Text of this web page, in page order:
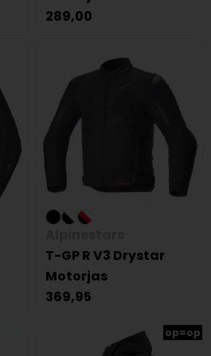
289,00
T-GP R V3 Drystar
Motorjas
369,95
op=op